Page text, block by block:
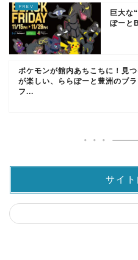
巨大な
ぽーと
ポケモンが館内あちこちに！見
が楽しい、ららぽーと豊洲のブラ
フ...
サイ